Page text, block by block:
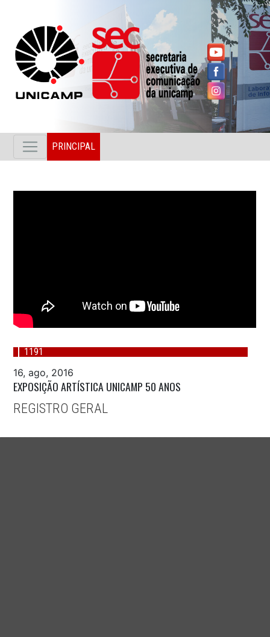
PRINCIPAL
1191
16, ago, 2016
EXPOSIÇÃO ARTÍSTICA UNICAMP 50 ANOS
REGISTRO GERAL